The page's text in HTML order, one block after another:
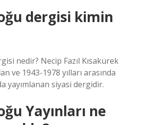
dergisi kimin
nedir? Necip Fazıl Kısakürek
ve 1943-1978 yılları arasında
yayımlanan siyasi dergidir.
Yayınları ne